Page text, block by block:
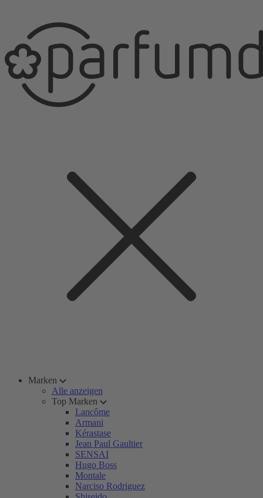
Marken
Alle anzeigen
Top Marken
Lancôme
Armani
Kérastase
Jean Paul Gaultier
SENSAI
Hugo Boss
Montale
Narciso Rodriguez